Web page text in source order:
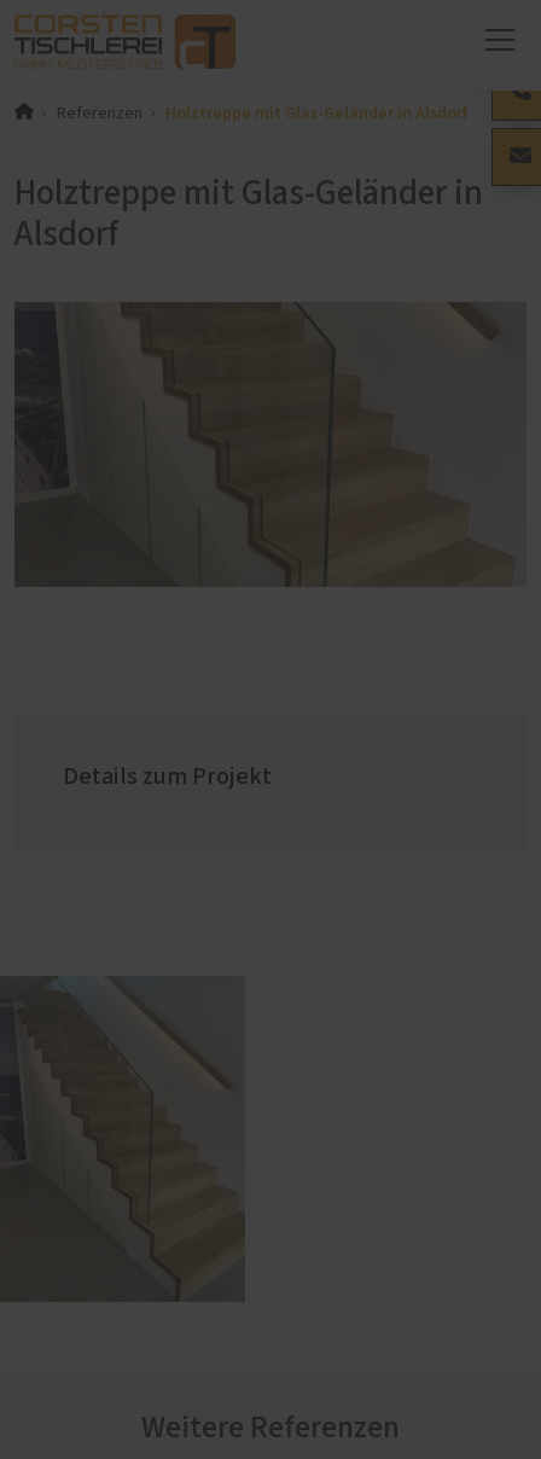
Referenzen Holztreppe mit Glas-Geländer in Alsdorf
Holztreppe mit Glas-Geländer in
Alsdorf
Details zum Projekt
Weitere Referenzen